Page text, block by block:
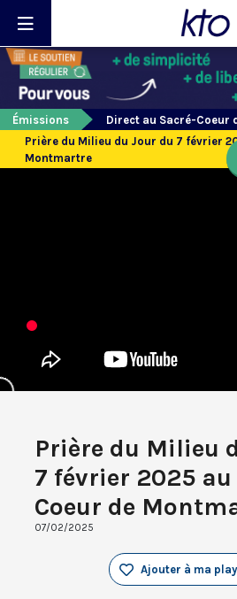
Émissions
Direct au Sacré-Coeur
Prière du Milieu du Jour du 7 février
Montmartre
Prière du Milieu
7 février 2025 au
Coeur de
07/02/2025
Ajouter à ma